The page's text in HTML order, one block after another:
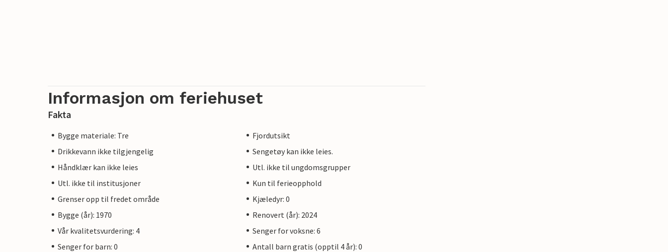
Informasjon om feriehuset
Fakta
Bygge materiale: Tre
Fjordutsikt
Drikkevann ikke tilgjengelig
Sengetøy kan ikke leies.
Håndklær kan ikke leies
Utl. ikke til ungdomsgrupper
Utl. ikke til institusjoner
Kun til ferieopphold
Grenser opp til fredet område
Kjæledyr: 0
Bygge (år): 1970
Renovert (år): 2024
Vår kvalitetsvurdering: 4
Senger for voksne: 6
Senger for barn: 0
Antall barn gratis (opptil 4 år): 0